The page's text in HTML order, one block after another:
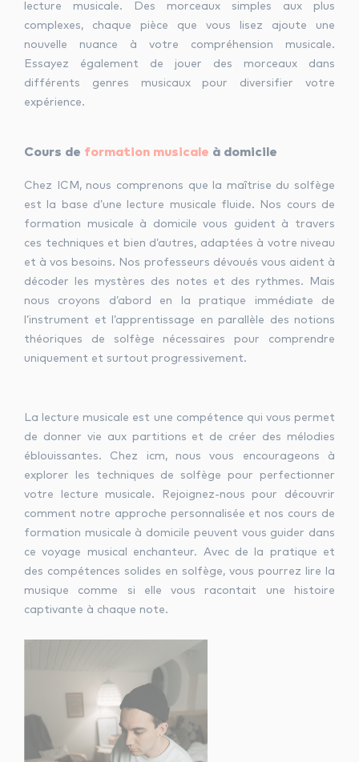
lecture musicale. Des morceaux simples aux plus
complexes, chaque pièce que vous lisez ajoute une
nouvelle nuance à votre compréhension musicale.
Essayez également de jouer des morceaux dans
différents genres musicaux pour diversifier votre
expérience.
Cours de formation musicale à domicile
Chez ICM, nous comprenons que la maîtrise du solfège
est la base d’une lecture musicale fluide. Nos cours de
formation musicale à domicile vous guident à travers
ces techniques et bien d’autres, adaptées à votre niveau
et à vos besoins. Nos professeurs dévoués vous aident à
décoder les mystères des notes et des rythmes. Mais
nous croyons d’abord en la pratique immédiate de
l’instrument et l’apprentissage en parallèle des notions
théoriques de solfège nécessaires pour comprendre
uniquement et surtout progressivement.
La lecture musicale est une compétence qui vous permet
de donner vie aux partitions et de créer des mélodies
éblouissantes. Chez icm, nous vous encourageons à
explorer les techniques de solfège pour perfectionner
votre lecture musicale. Rejoignez-nous pour découvrir
comment notre approche personnalisée et nos cours de
formation musicale à domicile peuvent vous guider dans
ce voyage musical enchanteur. Avec de la pratique et
des compétences solides en solfège, vous pourrez lire la
musique comme si elle vous racontait une histoire
captivante à chaque note.